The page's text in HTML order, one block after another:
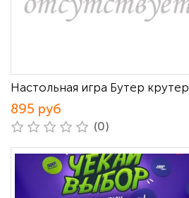
Настольная игра Бутер крутер
895 руб
(0)